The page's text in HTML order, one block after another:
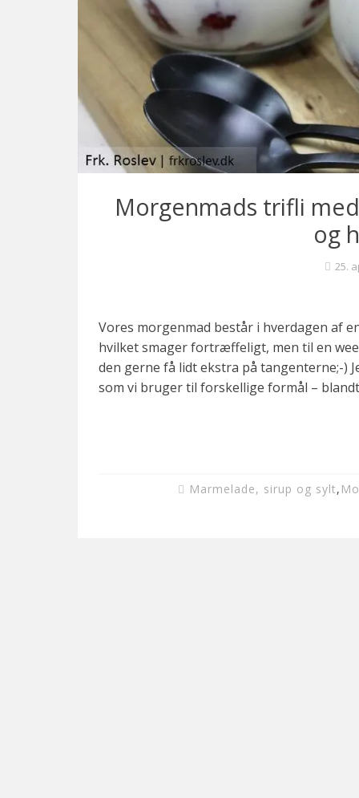
l
o
g
Morgenmads trifli
og
25.
Vores morgenmad består i hverdagen af
hvilket smager fortræffeligt, men til en
den gerne få lidt ekstra på tangenterne;-)
som vi bruger til forskellige formål – blandt
Marmelade, sirup og sylt,